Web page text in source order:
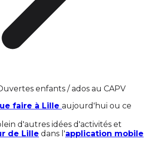
enfants / ados au CAPV
faire à Lille aujourd'hui ou ce
d'autres idées d'activités et
de Lille dans l'application mobile